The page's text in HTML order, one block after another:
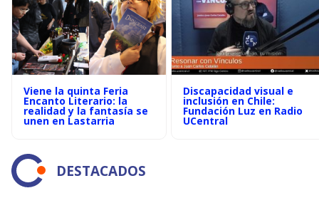
Viene la quinta Feria
Encanto Literario: la
realidad y la fantasía se
unen en Lastarria
Discapacidad visual e
inclusión en Chile:
Fundación Luz en Radio
UCentral
DESTACADOS